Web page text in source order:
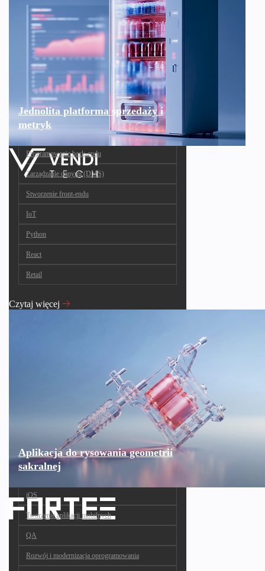
Jednolita platforma sprzedaży i
metryk
Programowanie back-endu
Zarządzanie danymi (DMS)
Stworzenie front-endu
IoT
Python
React
Retail
Czytaj więcej
Aplikacja do rysowania geometrii
sakralnej
iOS
Tworzenie aplikacji mobilnych
QA
Rozwój i modernizacja oprogramowania